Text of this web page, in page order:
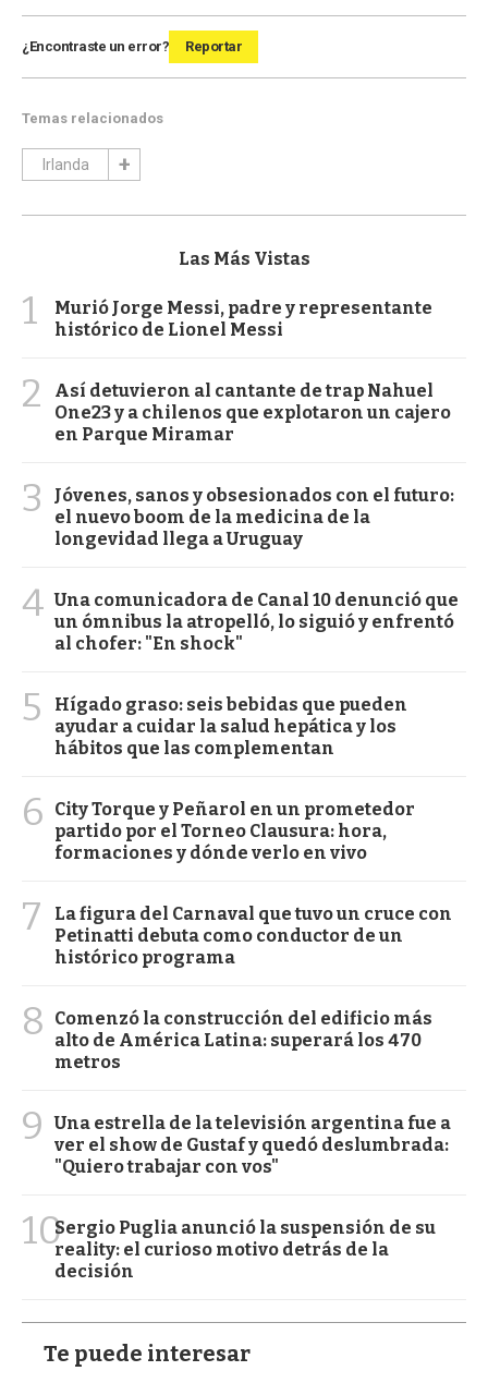
¿Encontraste un error? Reportar
Temas relacionados
Irlanda
Las Más Vistas
1
Murió Jorge Messi, padre y representante
histórico de Lionel Messi
2
Así detuvieron al cantante de trap Nahuel
One23 y a chilenos que explotaron un cajero
en Parque Miramar
3
Jóvenes, sanos y obsesionados con el futuro:
el nuevo boom de la medicina de la
longevidad llega a Uruguay
4 Una comunicadora de Canal 10 denunció que
un ómnibus la atropelló, lo siguió y enfrentó
al chofer: "En shock"
5
Hígado graso: seis bebidas que pueden
ayudar a cuidar la salud hepática y los
hábitos que las complementan
6
City Torque y Peñarol en un prometedor
partido por el Torneo Clausura: hora,
formaciones y dónde verlo en vivo
7
La figura del Carnaval que tuvo un cruce con
Petinatti debuta como conductor de un
histórico programa
8
Comenzó la construcción del edificio más
alto de América Latina: superará los 470
metros
9
Una estrella de la televisión argentina fue a
ver el show de Gustaf y quedó deslumbrada:
"Quiero trabajar con vos"
10Sergio Puglia anunció la suspensión de su
reality: el curioso motivo detrás de la
decisión
Te puede interesar